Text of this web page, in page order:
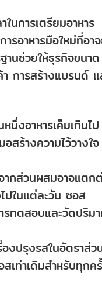
นการเตรียมอาหาร
รอาหารมือใหม่ที่อา
านช่วยให้ธุรกิจขนาด
การสร้างแบรนด์ แ
งอาหารเค็มเกินไป
ร้างความไว้วางใจ
ากส่วนผสมอาจแตก
ปในแต่ละวัน ซอส
รทดสอบและวัดปริม
งปรุงรสในอัตราส่ว
เท่าเดิมสำหรับทุกค